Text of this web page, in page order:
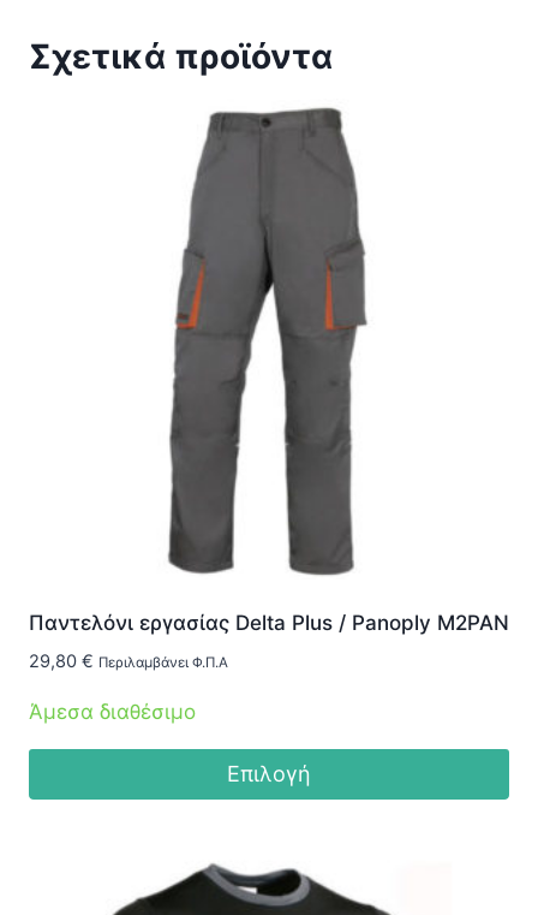
Σχετικά προϊόντα
Παντελόνι εργασίας Delta Plus / Panoply M2PAN
29,80 € Περιλαμβάνει Φ.Π.Α
Άμεσα διαθέσιμο
Επιλογή